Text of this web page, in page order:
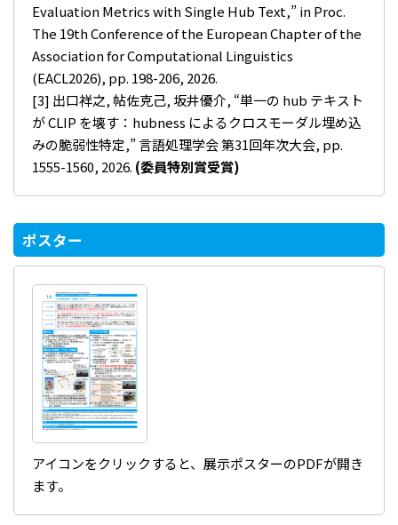
Evaluation Metrics with Single Hub Text,” in Proc.
The 19th Conference of the European Chapter of the
Association for Computational Linguistics
(EACL2026), pp. 198-206, 2026.
[3] 出口祥之, 帖佐克己, 坂井優介, “単一の hub テキスト
が CLIP を壊す：hubness によるクロスモーダル埋め込
みの脆弱性特定,” 言語処理学会 第31回年次大会, pp.
1555-1560, 2026. (委員特別賞受賞)
ポスター
アイコンをクリックすると、展示ポスターのPDFが開き
ます。